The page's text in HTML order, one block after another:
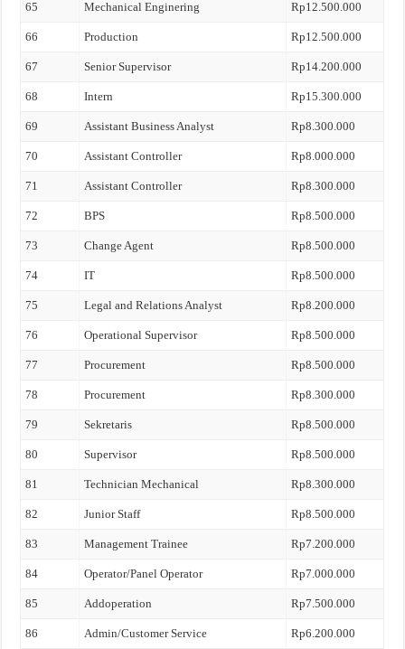
65 Mechanical Enginering Rp12.500.000
66 Production Rp12.500.000
67 Senior Supervisor Rp14.200.000
68 Intern Rp15.300.000
69 Assistant Business Analyst Rp8.300.000
70 Assistant Controller Rp8.000.000
71 Assistant Controller Rp8.300.000
72 BPS Rp8.500.000
73 Change Agent Rp8.500.000
74 IT Rp8.500.000
75 Legal and Relations Analyst Rp8.200.000
76 Operational Supervisor Rp8.500.000
77 Procurement Rp8.500.000
78 Procurement Rp8.300.000
79 Sekretaris Rp8.500.000
80 Supervisor Rp8.500.000
81 Technician Mechanical Rp8.300.000
82 Junior Staff Rp8.500.000
83 Management Trainee Rp7.200.000
84 Operator/Panel Operator Rp7.000.000
85 Addoperation Rp7.500.000
86 Admin/Customer Service Rp6.200.000